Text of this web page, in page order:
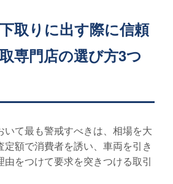
取りに出す際に信頼
専門店の選び方3つ
いて最も警戒すべきは、相場を大
定額で消費者を誘い、車両を引き
をつけて要求を突きつける取引